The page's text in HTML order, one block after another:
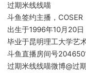
过期米线线喵
斗鱼签约主播，COSER
出生于1996年10月20日
毕业于昆明理工大学艺
斗鱼直播房间号
过期米线线喵微博@过